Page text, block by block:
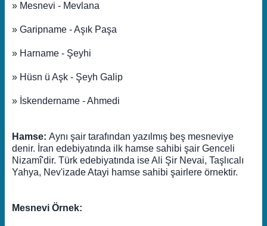
» Mesnevi - Mevlana
» Garipname - Aşık Paşa
» Harname - Şeyhi
» Hüsn ü Aşk - Şeyh Galip
» İskendername - Ahmedi
Hamse: Aynı şair tarafından yazılmış beş mesneviye
denir. İran edebiyatında ilk hamse sahibi şair Genceli
Nizamî'dir. Türk edebiyatında ise Ali Şir Nevai, Taşlıcalı
Yahya, Nev'izade Atayi hamse sahibi şairlere örnektir.
Mesnevi Örnek: